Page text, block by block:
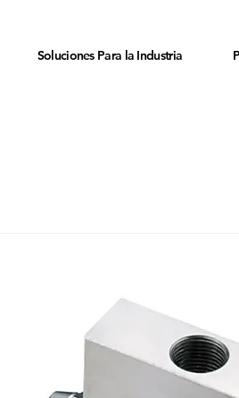
Soluciones Para la Industria